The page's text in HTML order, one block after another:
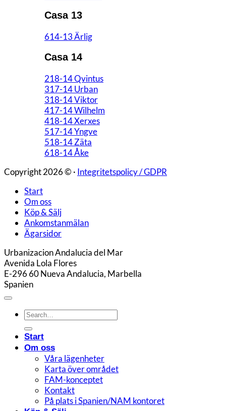
Casa 13
614-13 Ärlig
Casa 14
218-14 Qvintus
317-14 Urban
318-14 Viktor
417-14 Wilhelm
418-14 Xerxes
517-14 Yngve
518-14 Zäta
618-14 Åke
Copyright 2026 © · Integritetspolicy / GDPR
Start
Om oss
Köp & Sälj
Ankomstanmälan
Ägarsidor
Urbanizacion Andalucia del Mar
Avenida Lola Flores
E-296 60 Nueva Andalucia, Marbella
Spanien
Start
Om oss
Våra lägenheter
Karta över området
FAM-konceptet
Kontakt
På plats i Spanien/NAM kontoret